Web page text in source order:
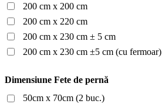
200 cm x 200 cm
200 cm x 220 cm
200 cm x 230 cm ± 5 cm
200 cm x 230 cm ±5 cm (cu fermoar)
Dimensiune Fete de pernă
50cm x 70cm (2 buc.)